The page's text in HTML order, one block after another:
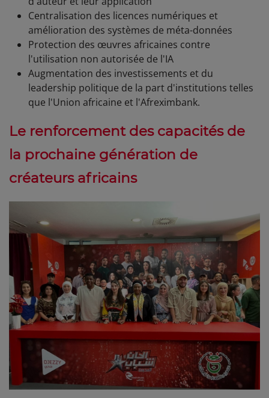
Centralisation des licences numériques et
amélioration des systèmes de méta-données
Protection des œuvres africaines contre
l'utilisation non autorisée de l'IA
Augmentation des investissements et du
leadership politique de la part d'institutions telles
que l'Union africaine et l'Afreximbank.
Le renforcement des capacités de
la prochaine génération de
créateurs africains